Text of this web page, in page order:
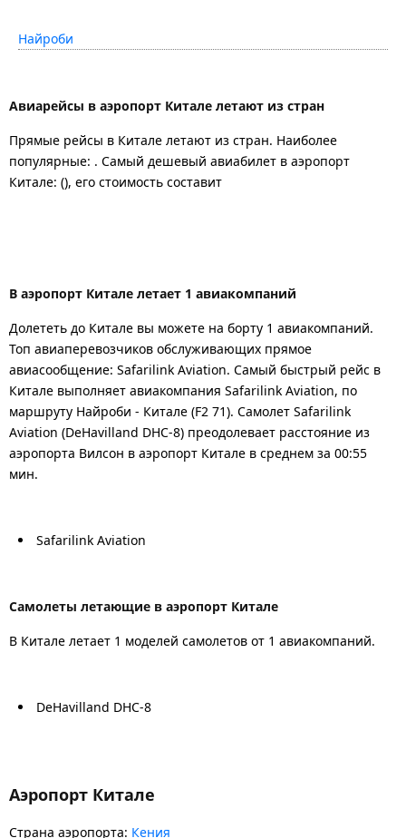
Найроби
Авиарейсы в аэропорт Китале летают из стран
Прямые рейсы в Китале летают из стран. Наиболее
популярные: . Самый дешевый авиабилет в аэропорт
Китале: (), его стоимость составит
В аэропорт Китале летает 1 авиакомпаний
Долететь до Китале вы можете на борту 1 авиакомпаний.
Топ авиаперевозчиков обслуживающих прямое
авиасообщение: Safarilink Aviation. Самый быстрый рейс в
Китале выполняет авиакомпания Safarilink Aviation, по
маршруту Найроби - Китале (F2 71). Самолет Safarilink
Aviation (DeHavilland DHC-8) преодолевает расстояние из
аэропорта Вилсон в аэропорт Китале в среднем за 00:55
мин.
Safarilink Aviation
Самолеты летающие в аэропорт Китале
В Китале летает 1 моделей самолетов от 1 авиакомпаний.
DeHavilland DHC-8
Аэропорт Китале
Страна аэропорта: Кения